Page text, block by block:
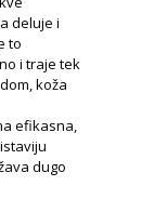
deluje i
to
i traje tek
koža
efikasna,
dugo